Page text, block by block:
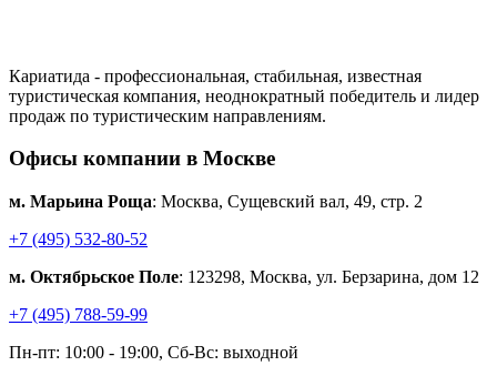
Кариатида - профессиональная, стабильная, известная
туристическая компания, неоднократный победитель и лидер
продаж по туристическим направлениям.
Офисы компании в Москве
м. Марьина Роща: Москва, Сущевский вал, 49, стр. 2
+7 (495) 532-80-52
м. Октябрьское Поле: 123298, Москва, ул. Берзарина, дом 12
+7 (495) 788-59-99
Пн-пт: 10:00 - 19:00, Сб-Вс: выходной